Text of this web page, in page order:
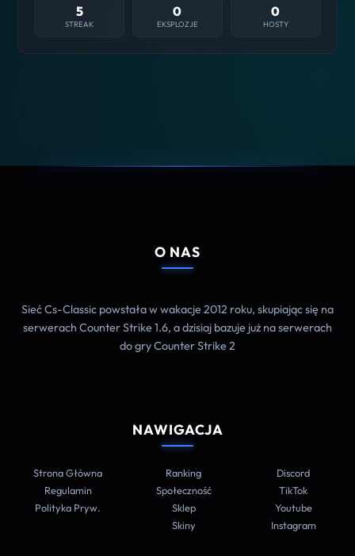
5
STREAK
0
EKSPLOZJE
0
HOSTY
O NAS
Sieć Cs-Classic powstała w wakacje 2012 roku, skupiając się na
serwerach Counter Strike 1.6, a dzisiaj bazuje już na serwerach
do gry Counter Strike 2
NAWIGACJA
Strona Główna
Regulamin
Polityka Pryw.
Ranking
Społeczność
Sklep
Skiny
Discord
TikTok
Youtube
Instagram